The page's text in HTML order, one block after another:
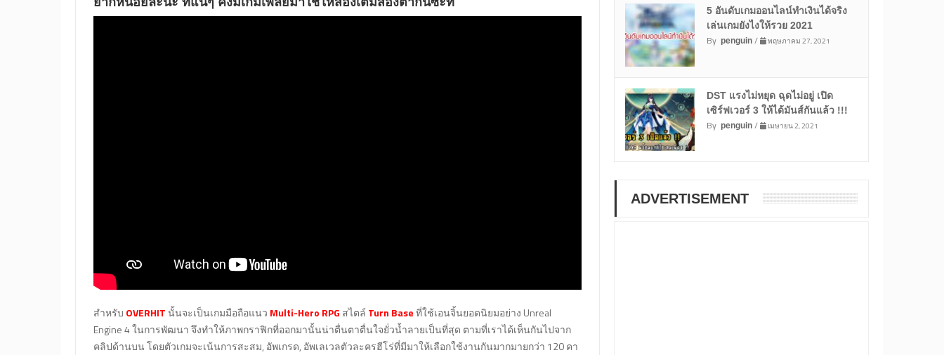
สำหรับ OVERHITนั้นจะเป็นเกมมือถือแนว Multi-Hero RPG สไตล์ Turn Baseที่ใช้เอนจิ้นยอดนิยมอย่าง Unreal
Engine 4 ในการพัฒนา จึงทำให้ภาพกราฟิกที่ออกมานั้นน่าตื่นตาตื่นใจยั่วน้ำลายเป็นที่สุด ตามที่เราได้เห็นกันไปจาก
คลิปด้านบน โดยตัวเกมจะเน้นการสะสม, อัพเกรด, อัพเลเวลตัวละครฮีโร่ที่มีมาให้เลือกใช้งานกันมากมายกว่า 120 คา
5 อันดับเกมออนไลน์ทำเงินได้จริง
เล่นเกมยังไงให้รวย 2021
By penguin/ พฤษภาคม 27, 2021
DST แรงไม่หยุด ฉุดไม่อยู่ เปิด
เซิร์ฟเวอร์ 3 ให้ได้มันส์กันแล้ว !!!
By penguin/ เมษายน 2, 2021
ADVERTISEMENT